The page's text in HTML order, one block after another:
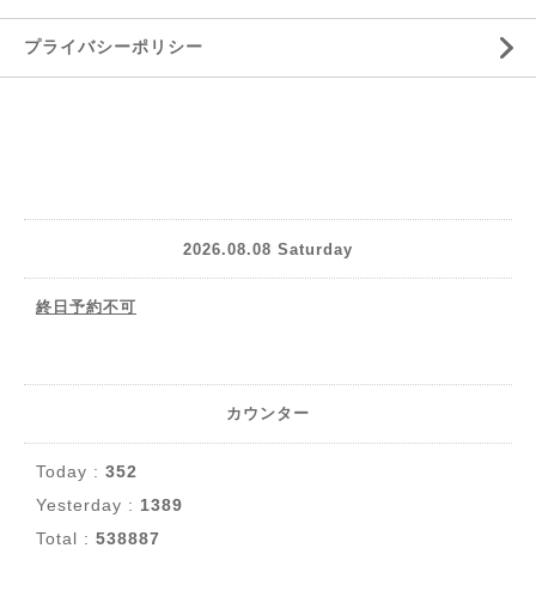
プライバシーポリシー
2026.08.08 Saturday
終日予約不可
カウンター
Today : 352
Yesterday : 1389
Total : 538887